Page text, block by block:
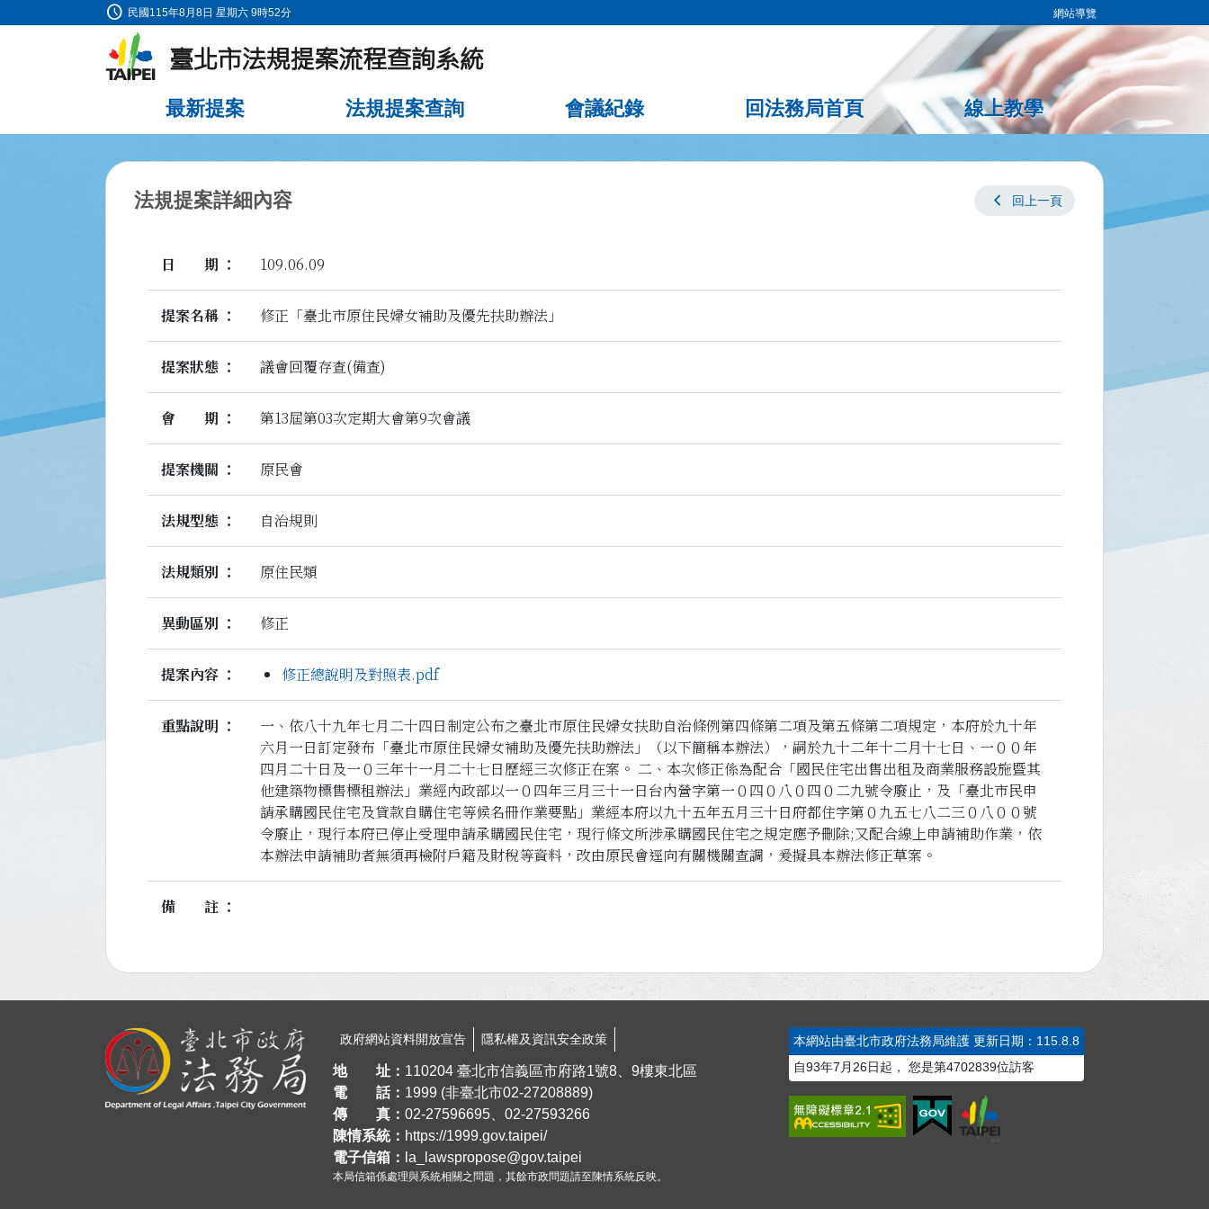
最新提案 法規提案查詢 會議紀錄 回法務局首頁 線上教學
schedule 民國115年8月8日 星期六 9時52分 網站導覽
法規提案詳細內容 chevron_left 回上一頁
日期 109.06.09
提案名稱 修正「臺北市原住民婦女補助及優先扶助辦法」
提案狀態 議會回覆存查(備查)
會期 第13屆第03次定期大會第9次會議
提案機關 原民會
法規型態 自治規則
法規類別 原住民類
異動區別 修正
提案內容 修正總說明及對照表.pdf
重點說明
一、依八十九年七月二十四日制定公布之臺北市原住民婦女扶助自治條例第四條第二項及第五條第二項規定，本府於九十年
六月一日訂定發布「臺北市原住民婦女補助及優先扶助辦法」（以下簡稱本辦法），嗣於九十二年十二月十七日、一００年
四月二十日及一０三年十一月二十七日歷經三次修正在案。 二、本次修正係為配合「國民住宅出售出租及商業服務設施暨其
他建築物標售標租辦法」業經內政部以一０四年三月三十一日台內營字第一０四０八０四０二九號令廢止，及「臺北市民申
請承購國民住宅及貸款自購住宅等候名冊作業要點」業經本府以九十五年五月三十日府都住字第０九五七八二三０八００號
令廢止，現行本府已停止受理申請承購國民住宅，現行條文所涉承購國民住宅之規定應予刪除;又配合線上申請補助作業，依
本辦法申請補助者無須再檢附戶籍及財稅等資料，改由原民會逕向有關機關查調，爰擬具本辦法修正草案。
備註
政府網站資料開放宣告 隱私權及資訊安全政策
地 址
110204 臺北市信義區市府路1號8、9樓東北區
電 話
1999 (非臺北市02-27208889)
傳 真
02-27596695、02-27593266
陳情系統
https://1999.gov.taipei/
電子信箱
la_lawspropose@gov.taipei
本局信箱係處理與系統相關之問題，其餘市政問題請至陳情系統反映。
本網站由臺北市政府法務局維護 更新日期：115.8.8
自93年7月26日起， 您是第4702839位訪客